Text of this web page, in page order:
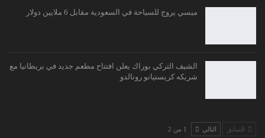
ميسي يروج للسياحة في السعودية مقابل 6 ملايين دولار
الشيف التركي بوراك يعلن افتتاح مطعم جديد في بريطانيا مع
شريكه كريستيانو رونالدو
السابق التالي 1 من 2